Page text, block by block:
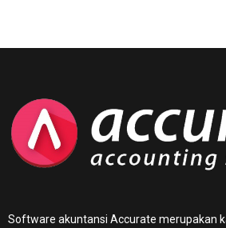
Software akuntansi Accurate merupakan